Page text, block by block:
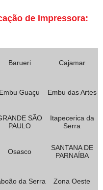
de Impressora:
Barueri Cajamar
Embu Guaçu Embu das Artes
SÃO
PAULO
Itapecerica da
Serra
Osasco
SANTANA DE
PARNAÍBA
da Serra Zona Oeste